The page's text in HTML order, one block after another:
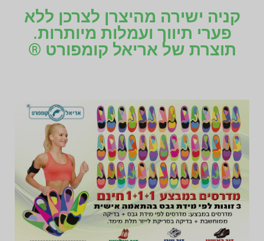
קניה ישירה מהיצרן לצרכן ללא
פערי תיווך ועמלות מיותרות.
תוצרת של אריאל קומפורט ®